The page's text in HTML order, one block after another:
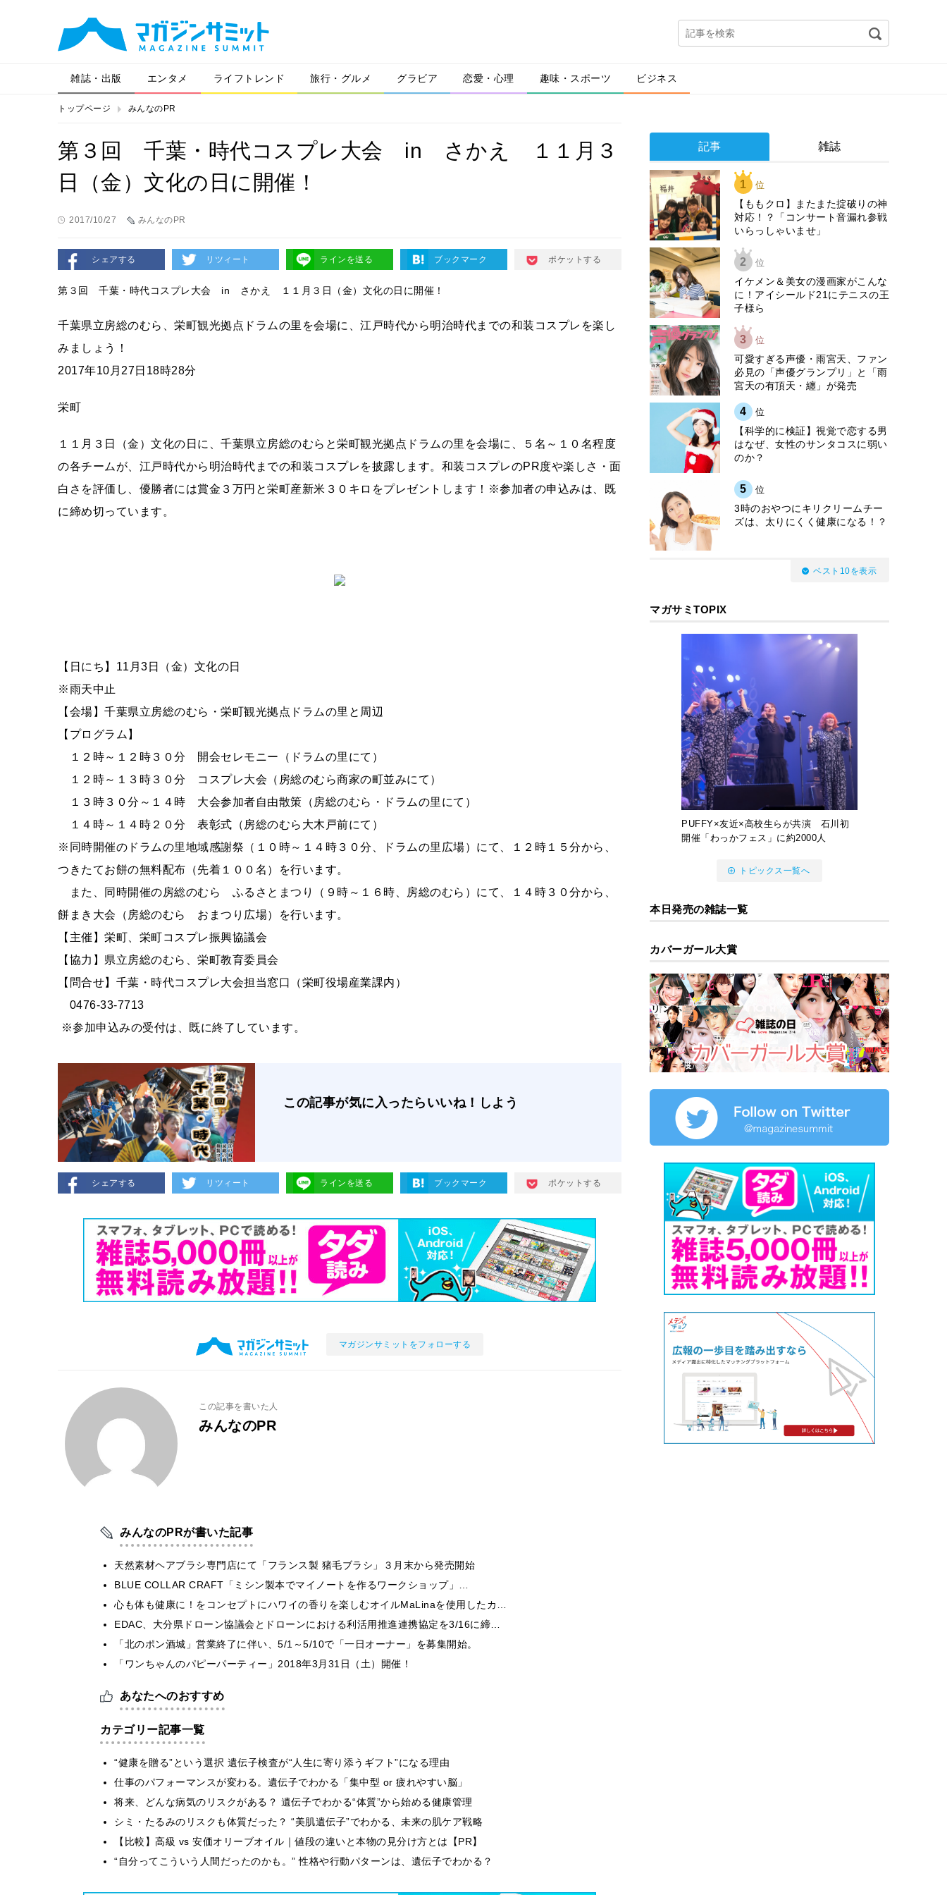
雑誌・出版 エンタメ ライフトレンド 旅行・グルメ グラビア 恋愛・心理 趣味・スポーツ ビジネス
トップページ みんなのPR
第３回 千葉・時代コスプレ大会 in さかえ １１月３
日（金）文化の日に開催！
2017/10/27 みんなのPR
シェアする リツィート ラインを送る ブックマーク ポケットする
第３回 千葉・時代コスプレ大会 in さかえ １１月３日（金）文化の日に開催！
千葉県立房総のむら、栄町観光拠点ドラムの里を会場に、江戸時代から明治時代までの和装コスプレを楽し
みましょう！
2017年10月27日18時28分
栄町
１１月３日（金）文化の日に、千葉県立房総のむらと栄町観光拠点ドラムの里を会場に、５名～１０名程度
の各チームが、江戸時代から明治時代までの和装コスプレを披露します。和装コスプレのPR度や楽しさ・面
白さを評価し、優勝者には賞金３万円と栄町産新米３０キロをプレゼントします！※参加者の申込みは、既
に締め切っています。
【日にち】11月3日（金）文化の日
※雨天中止
【会場】千葉県立房総のむら・栄町観光拠点ドラムの里と周辺
【プログラム】
１２時～１２時３０分 開会セレモニー（ドラムの里にて）
１２時～１３時３０分 コスプレ大会（房総のむら商家の町並みにて）
１３時３０分～１４時 大会参加者自由散策（房総のむら・ドラムの里にて）
１４時～１４時２０分 表彰式（房総のむら大木戸前にて）
※同時開催のドラムの里地域感謝祭（１０時～１４時３０分、ドラムの里広場）にて、１２時１５分から、
つきたてお餅の無料配布（先着１００名）を行います。
また、同時開催の房総のむら ふるさとまつり（９時～１６時、房総のむら）にて、１４時３０分から、
餅まき大会（房総のむら おまつり広場）を行います。
【主催】栄町、栄町コスプレ振興協議会
【協力】県立房総のむら、栄町教育委員会
【問合せ】千葉・時代コスプレ大会担当窓口（栄町役場産業課内）
0476-33-7713
※参加申込みの受付は、既に終了しています。
この記事が気に入ったらいいね！しよう
シェアする リツィート ラインを送る ブックマーク ポケットする
マガジンサミットをフォローする
この記事を書いた人
みんなのPR
みんなのPRが書いた記事
天然素材ヘアブラシ専門店にて「フランス製 猪毛ブラシ」３月末から発売開始
BLUE COLLAR CRAFT「ミシン製本でマイノートを作るワークショップ」…
心も体も健康に！をコンセプトにハワイの香りを楽しむオイルMaLinaを使用したカ…
EDAC、大分県ドローン協議会とドローンにおける利活用推進連携協定を3/16に締…
「北のポン酒城」営業終了に伴い、5/1～5/10で「一日オーナー」を募集開始。
「ワンちゃんのパピーパーティー」2018年3月31日（土）開催！
あなたへのおすすめ
カテゴリー記事一覧
“健康を贈る”という選択 遺伝子検査が“人生に寄り添うギフト”になる理由
仕事のパフォーマンスが変わる。遺伝子でわかる「集中型 or 疲れやすい脳」
将来、どんな病気のリスクがある？ 遺伝子でわかる“体質”から始める健康管理
シミ・たるみのリスクも体質だった？ “美肌遺伝子”でわかる、未来の肌ケア戦略
【比較】高級 vs 安価オリーブオイル｜値段の違いと本物の見分け方とは【PR】
“自分ってこういう人間だったのかも。” 性格や行動パターンは、遺伝子でわかる？
記事 雑誌
1 位
【ももクロ】またまた掟破りの神
対応！？「コンサート音漏れ参戦
いらっしゃいませ」
2 位
イケメン＆美女の漫画家がこんな
に！アイシールド21にテニスの王
子様ら
3 位
可愛すぎる声優・雨宮天、ファン
必見の「声優グランプリ」と「雨
宮天の有頂天・纏」が発売
4 位
【科学的に検証】視覚で恋する男
はなぜ、女性のサンタコスに弱い
のか？
5 位
3時のおやつにキリクリームチー
ズは、太りにくく健康になる！？
ベスト10を表示
マガサミTOPIX
PUFFY×友近×高校生らが共演 石川初
開催「わっかフェス」に約2000人
トピックス一覧へ
本日発売の雑誌一覧
カバーガール大賞